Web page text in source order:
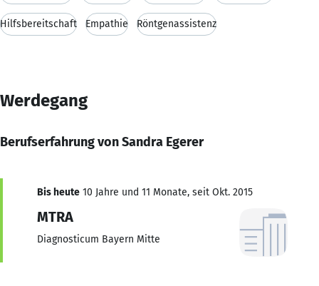
Hilfsbereitschaft Empathie Röntgenassistenz
Werdegang
Berufserfahrung von Sandra Egerer
Bis heute 10 Jahre und 11 Monate, seit Okt. 2015
MTRA
Diagnosticum Bayern Mitte